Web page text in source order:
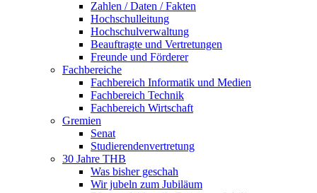
Zahlen / Daten / Fakten
Hochschulleitung
Hochschulverwaltung
Beauftragte und Vertretungen
Freunde und Förderer
Fachbereiche
Fachbereich Informatik und Medien
Fachbereich Technik
Fachbereich Wirtschaft
Gremien
Senat
Studierendenvertretung
30 Jahre THB
Was bisher geschah
Wir jubeln zum Jubiläum